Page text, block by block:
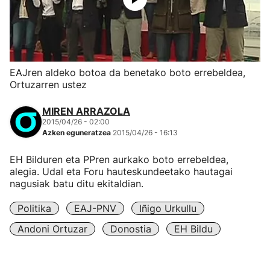
EAJren aldeko botoa da benetako boto errebeldea,
Ortuzarren ustez
MIREN ARRAZOLA
2015/04/26 - 02:00
Azken eguneratzea 2015/04/26 - 16:13
EH Bilduren eta PPren aurkako boto errebeldea,
alegia. Udal eta Foru hauteskundeetako hautagai
nagusiak batu ditu ekitaldian.
Politika EAJ-PNV
Iñigo Urkullu
Andoni Ortuzar
Donostia EH Bildu